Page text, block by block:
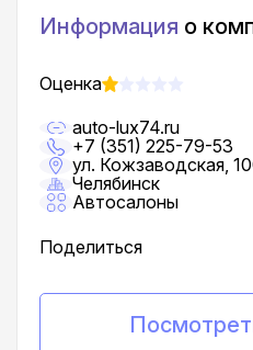
Информация о
Оценка
auto-lux74.ru
+7 (351) 225-79-53
ул. Кожзаводская,
Челябинск
Автосалоны
Поделиться